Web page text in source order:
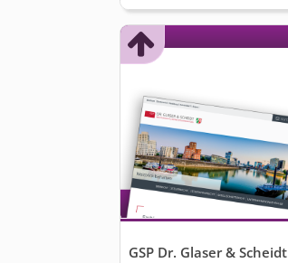
GSP Dr. Glaser & Scheidt